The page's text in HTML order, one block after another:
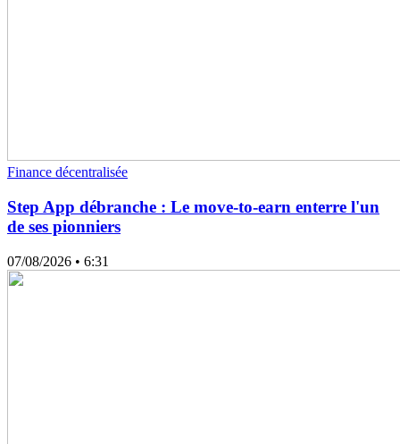
Finance décentralisée
Step App débranche : Le move-to-earn enterre l'un
de ses pionniers
07/08/2026 • 6:31